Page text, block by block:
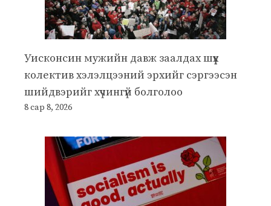
Уисконсин мужийн давж заалдах шүүх
колектив хэлэлцээний эрхийг сэргээсэн
шийдвэрийг хүчингүй болголоо
8 сар 8, 2026